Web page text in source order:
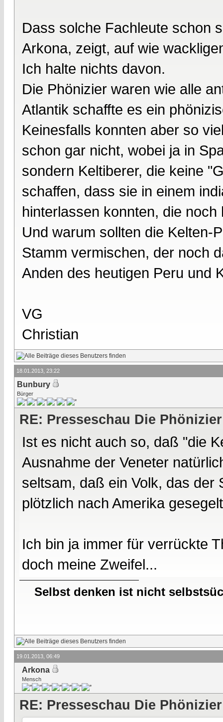
Dass solche Fachleute schon
Arkona, zeigt, auf wie
Ich halte nichts davon.
Die Phönizier waren wie alle
Atlantik schaffte es ein
Keinesfalls konnten aber so
schon gar nicht, wobei ja in
sondern Keltiberer, die keine
schaffen, dass sie in einem
hinterlassen konnten, die
Und warum sollten die Kelten-
Stamm vermischen, der noch
Anden des heutigen Peru und
VG
Christian
18.01.2013, 23:22
Bunbury
Bürger
RE: Presseschau Die
Ist es nicht auch so, daß "die
Ausnahme der Veneter
seltsam, daß ein Volk, das der
plötzlich nach Amerika
Ich bin ja immer für verrückte
doch meine Zweifel...
Selbst denken ist nicht
19.01.2013, 06:49
Arkona
Mensch
RE: Presseschau Die